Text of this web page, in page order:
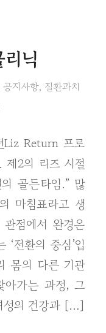
닉
공지사항, 질환과치
Liz Return 프로
2의 리즈 시절
골든타임.” 많
마침표라고 생
점에서 완경은
전환의 중심’입
몸의 다른 기관
아가는 과정, 그
성의 건강과 […]